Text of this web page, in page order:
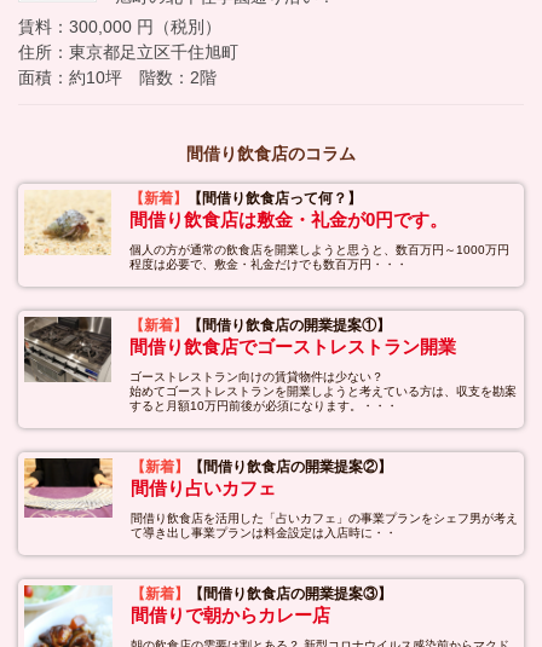
賃料：300,000 円（税別）
住所：東京都足立区千住旭町
面積：約10坪 階数：2階
間借り飲食店のコラム
【新着】 【間借り飲食店って何？】
間借り飲食店は敷金・礼金が0円です。
個人の方が通常の飲食店を開業しようと思うと、数百万円～1000万円
程度は必要で、敷金・礼金だけでも数百万円・・・
【新着】 【間借り飲食店の開業提案①】
間借り飲食店でゴーストレストラン開業
ゴーストレストラン向けの賃貸物件は少ない？
始めてゴーストレストランを開業しようと考えている方は、収支を勘案
すると月額10万円前後が必須になります。・・・
【新着】 【間借り飲食店の開業提案②】
間借り占いカフェ
間借り飲食店を活用した「占いカフェ」の事業プランをシェフ男が考え
て導き出し事業プランは料金設定は入店時に・・
【新着】 【間借り飲食店の開業提案③】
間借りで朝からカレー店